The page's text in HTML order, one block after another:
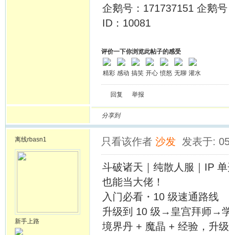
企鹅号：171737151 企鹅
ID：10081
评价一下你浏览此帖子的感受
精彩 感动 搞笑 开心 愤怒 无聊 灌水
回复 举报
分享到
离线rbasn1
新手上路
只看该作者 沙发 发表于:
斗破诸天｜纯散人服｜IP
也能当大佬！
入门必看・10 级速通路线
升级到 10 级→皇宫拜师→
境界丹 + 魔晶 + 经验，升